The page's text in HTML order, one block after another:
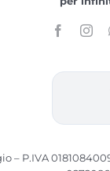
– P.IVA